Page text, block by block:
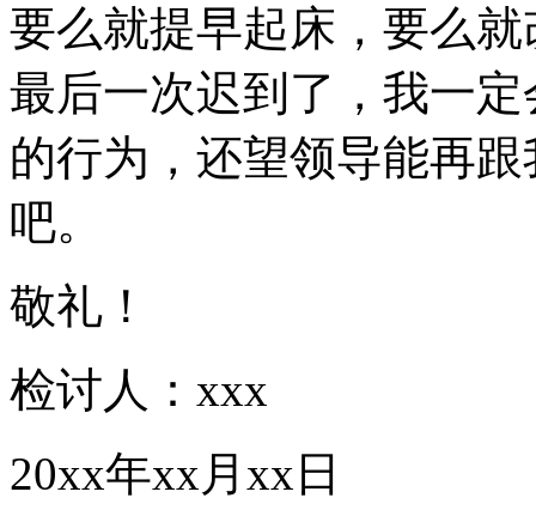
要么就提早起床，要么
最后一次迟到了，我一
的行为，还望领导能再
吧。
敬礼！
检讨人：xxx
20xx年xx月xx日